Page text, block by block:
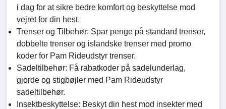
i dag for at sikre bedre komfort og beskyttelse mod
vejret for din hest.
Trenser og Tilbehør: Spar penge på standard trenser,
dobbelte trenser og islandske trenser med promo
koder for Pam Rideudstyr trenser.
Sadeltilbehør: Få rabatkoder på sadelunderlag,
gjorde og stigbøjler med Pam Rideudstyr
sadeltilbehør.
Insektbeskyttelse: Beskyt din hest mod insekter med